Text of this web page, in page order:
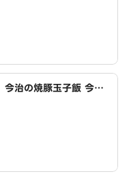
今治の焼豚玉子飯 今治